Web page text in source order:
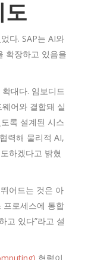
다. SAP는 AI와
확장하고 있음을
확대다. 임보디드
어와 결합돼 실
록 설계된 시스
력해 물리적 AI,
하겠다고 밝혔
어드는 것은 아
프로세스에 통합
고 있다”라고 설